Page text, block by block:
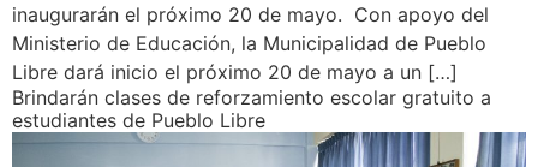
inaugurarán el próximo 20 de mayo. Con apoyo del
Ministerio de Educación, la Municipalidad de Pueblo
Libre dará inicio el próximo 20 de mayo a un […]
Brindarán clases de reforzamiento escolar gratuito a
estudiantes de Pueblo Libre